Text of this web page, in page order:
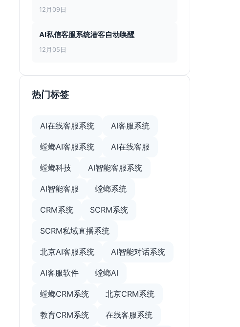
12月09日
AI私信客服系统潜客自动唤醒
12月05日
热门标签
AI在线客服系统 AI客服系统
螳螂AI客服系统 AI在线客服
螳螂科技 AI智能客服系统
AI智能客服 螳螂系统
CRM系统 SCRM系统
SCRM私域直播系统
北京AI客服系统 AI智能对话系统
AI客服软件 螳螂AI
螳螂CRM系统 北京CRM系统
教育CRM系统 在线客服系统